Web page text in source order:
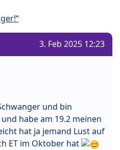
3. Feb 2025 12:23
und bin
habe am 19.2 meinen
hat ja jemand Lust auf
ET im Oktober hat